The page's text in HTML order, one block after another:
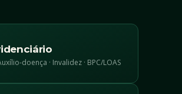
doença · Invalidez · BPC/LOAS